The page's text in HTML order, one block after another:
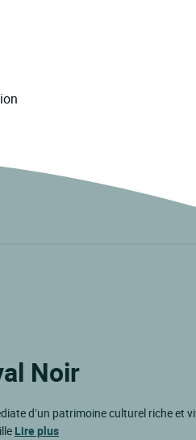
Noir
d’un patrimoine culturel riche et
Lire plus